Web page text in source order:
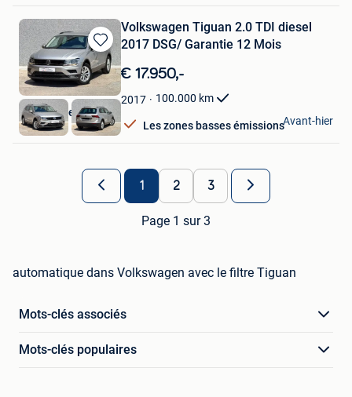
Sauvegarder
dans
Mes
Favoris
Volkswagen Tiguan 2.0 TDI diesel
2017 DSG/ Garantie 12 Mois
€ 17.950,-
2017 100.000 km
Les zones basses émissions
Arm-Concept
Hekelgem
Avant-hier
1 2 3
Page 1 sur 3
automatique dans Volkswagen avec le filtre Tiguan
Mots-clés associés
Mots-clés populaires